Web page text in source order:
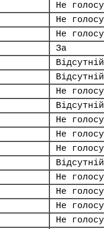
Не
Не
Не
За
Відсутній
Відсутній
Не
Відсутній
Не
Не
Не
Відсутній
Не
Не
Не
Не